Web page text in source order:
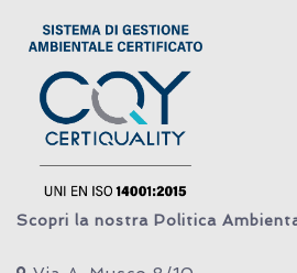
Scopri la nostra Politica